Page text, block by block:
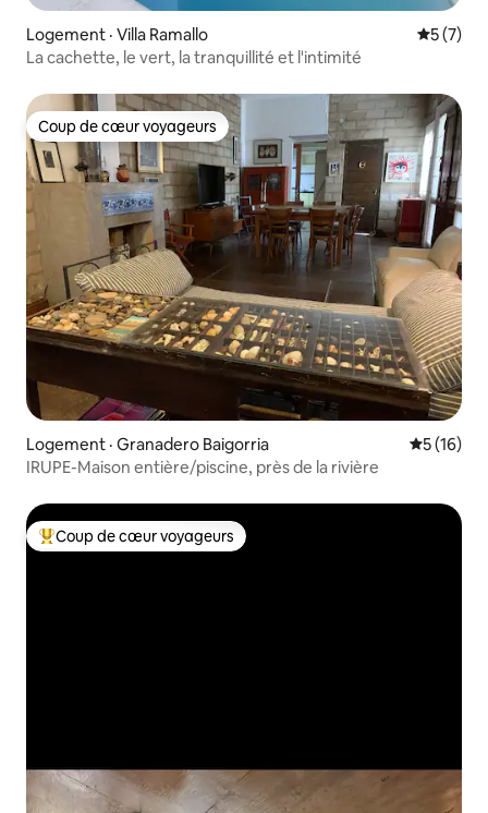
Logement · Villa Ramallo Note
5 (7)
La cachette, le vert, la tranquillité et l'intimité
Coup de cœur voyageurs
Coup de cœur voyageurs
Logement · Granadero Baigorria Note
5 (16)
IRUPE-Maison entière/piscine, près de la rivière
Coup de cœur voyageurs parmi les plus aimés
Coup de cœur voyageurs